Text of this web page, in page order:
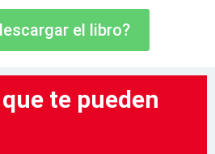
el libro?
te pueden